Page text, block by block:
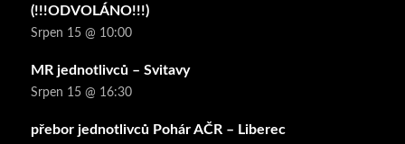
(!!!ODVOLÁNO!!!)
Srpen 15 @ 10:00
MR jednotlivců – Svitavy
Srpen 15 @ 16:30
přebor jednotlivců Pohár AČR – Liberec